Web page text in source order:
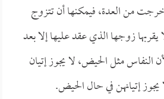
من العدة، فيمكنها أن تتزوج
زوجها الذي عقد عليها إلا بعد
مثل الحيض، لا يجوز إتيان
يجوز إتيانهن في حال الحيض.